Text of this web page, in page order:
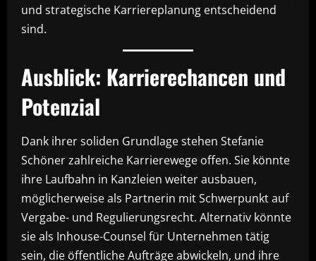
und strategische Karriereplanung entscheidend
sind.
Ausblick: Karrierechancen und
Potenzial
Dank ihrer soliden Grundlage stehen Stefanie
Schöner zahlreiche Karrierewege offen. Sie könnte
ihre Laufbahn in Kanzleien weiter ausbauen,
möglicherweise als Partnerin mit Schwerpunkt auf
Vergabe- und Regulierungsrecht. Alternativ könnte
sie als Inhouse-Counsel für Unternehmen tätig
sein, die öffentliche Aufträge abwickeln, und ihre